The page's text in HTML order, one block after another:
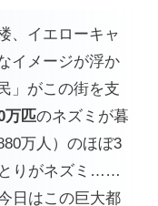
、イエローキャ
イメージが浮か
」がこの街を支
万匹のネズミが暮
万人）のほぼ3
とりがネズミ……
日はこの巨大都